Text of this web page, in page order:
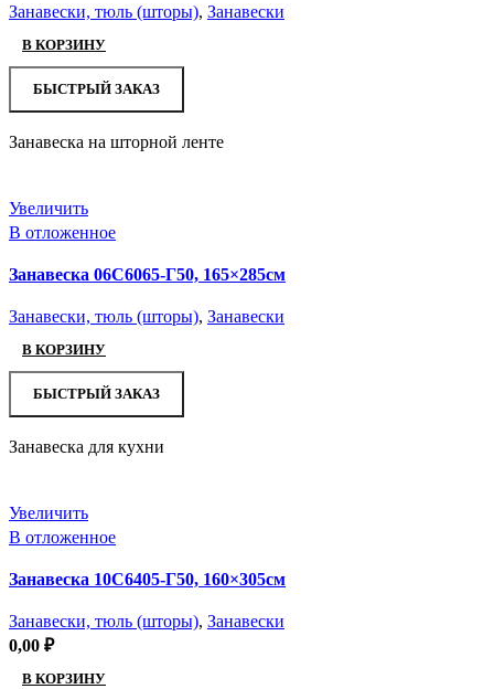
Занавески, тюль (шторы), Занавески
В КОРЗИНУ
БЫСТРЫЙ ЗАКАЗ
Занавеска на шторной ленте
Увеличить
В отложенное
Занавеска 06С6065-Г50, 165×285см
Занавески, тюль (шторы), Занавески
В КОРЗИНУ
БЫСТРЫЙ ЗАКАЗ
Занавеска для кухни
Увеличить
В отложенное
Занавеска 10С6405-Г50, 160×305см
Занавески, тюль (шторы), Занавески
0,00 ₽
В КОРЗИНУ